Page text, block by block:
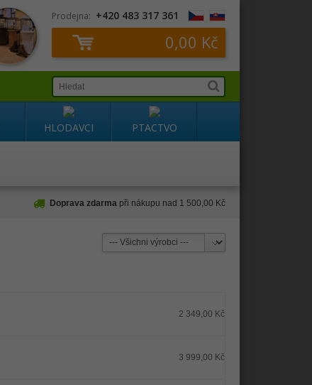
Prodejna: +420 483 317 361
0,00 Kč
HLODAVCI PTACTVO
Doprava zdarma při nákupu nad 1 500,00 Kč
2 349,00 Kč
3 999,00 Kč